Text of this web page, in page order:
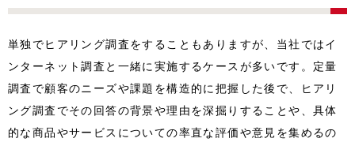
単独でヒアリング調査をすることもありますが、当社ではイ
ンターネット調査と一緒に実施するケースが多いです。定量
調査で顧客のニーズや課題を構造的に把握した後で、ヒアリ
ング調査でその回答の背景や理由を深掘りすることや、具体
的な商品やサービスについての率直な評価や意見を集めるの